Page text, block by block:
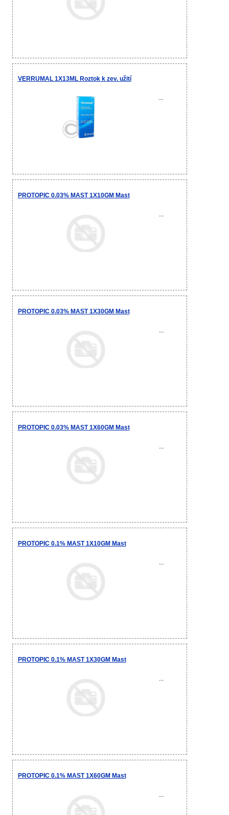
VERRUMAL 1X13ML Roztok k zev. užití
...
PROTOPIC 0.03% MAST 1X10GM Mast
...
PROTOPIC 0.03% MAST 1X30GM Mast
...
PROTOPIC 0.03% MAST 1X60GM Mast
...
PROTOPIC 0.1% MAST 1X10GM Mast
...
PROTOPIC 0.1% MAST 1X30GM Mast
...
PROTOPIC 0.1% MAST 1X60GM Mast
...